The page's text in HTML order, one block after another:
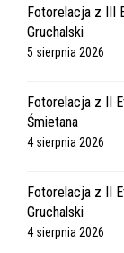
Fotorelacja z III
Gruchalski
5 sierpnia 2026
Fotorelacja z II
Śmietana
4 sierpnia 2026
Fotorelacja z II
Gruchalski
4 sierpnia 2026